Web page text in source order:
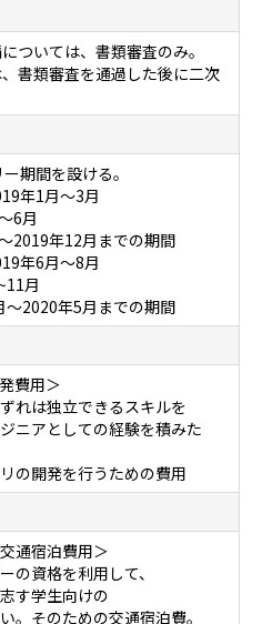
ついては、書類審査のみ。
書類審査を通過した後に二次
期間を設ける。
年1月～3月
月
年12月までの期間
年6月～8月
月
年5月までの期間
費用＞
れは独立できるスキルを
ニアとしての経験を積みた
の開発を行うための費用
通宿泊費用＞
の資格を利用して、
す学生向けの
。そのための交通宿泊費。